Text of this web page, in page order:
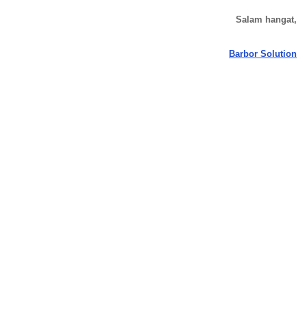
Salam hangat,
Barbor Solution